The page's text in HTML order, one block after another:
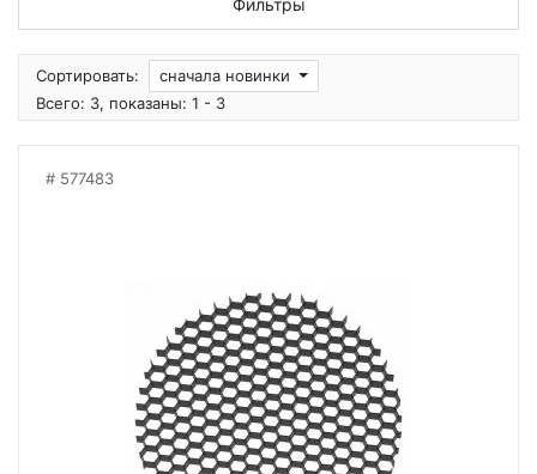
Фильтры
Сортировать:
сначала новинки
Всего: 3, показаны: 1 - 3
577483